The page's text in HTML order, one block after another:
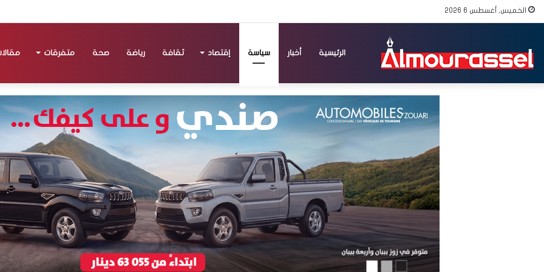
الخميس, أغسطس 6 2026
الرئيسية أخبار سياسة إقتصاد ثقافة رياضة صحة متفرقات